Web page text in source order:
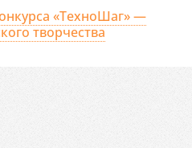
«ТехноШаг» —
творчества